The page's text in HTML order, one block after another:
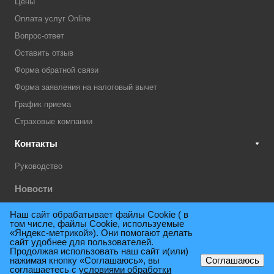
Оплата услуг Online
Вопрос-ответ
Оставить отзыв
Форма обратной связи
Форма заявления на налоговый вычет
График приема
Страховые компании
Контакты
Руководство
Новости
Техническая поддержка
© 2009 - 2026. Поликлиника консультативно-диагностическая им.
Наш сайт обрабатывает файлы Cookie ( в
том числе, файлы Cookie, используемые
«Яндекс-метрикой»). Они помогают делать
сайт удобнее для пользователей.
Продолжая использовать наш сайт и(или)
нажимая кнопку «Соглашаюсь», вы
соглашаетесь сусловиями обработки
Соглашаюсь